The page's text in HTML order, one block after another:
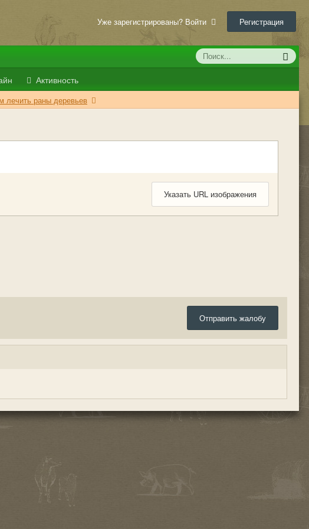
Уже зарегистрированы? Войти Регистрация
Активность
лечить раны деревьев
Указать URL изображения
Отправить жалобу